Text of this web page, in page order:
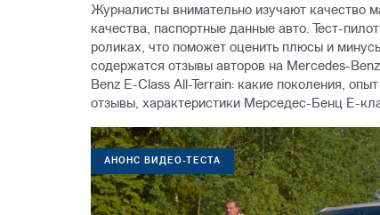
Журналисты внимательно изучают качество
качества, паспортные данные авто. Тест-
роликах, что поможет оценить плюсы и
содержатся отзывы авторов на Mercedes-
Benz E-Class All-Terrain: какие поколения,
отзывы, характеристики Mерседес-Бенц Е-
АНОНС ВИДЕО-ТЕСТА